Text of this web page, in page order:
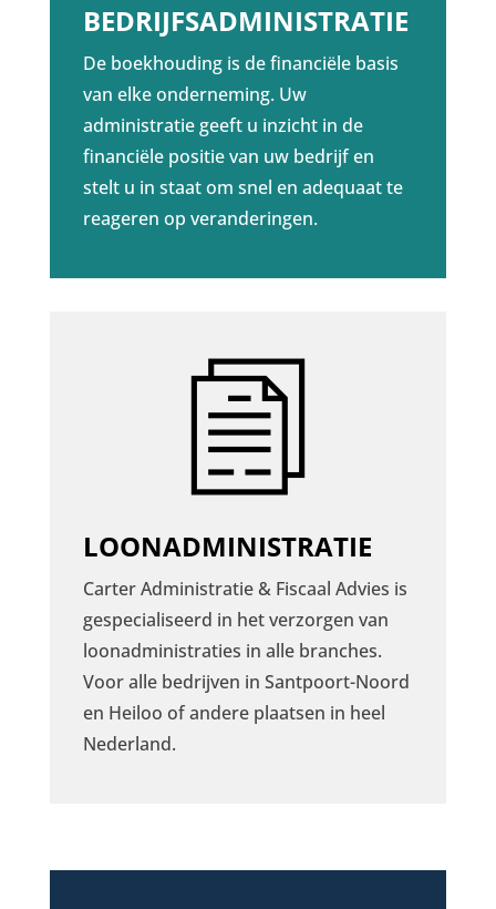
BEDRIJFSADMINISTRATIE
De boekhouding is de financiële basis
van elke onderneming. Uw
administratie geeft u inzicht in de
financiële positie van uw bedrijf en
stelt u in staat om snel en adequaat te
reageren op veranderingen.
LOONADMINISTRATIE
Carter Administratie & Fiscaal Advies is
gespecialiseerd in het verzorgen van
loonadministraties in alle branches.
Voor alle bedrijven in Santpoort-Noord
en Heiloo of andere plaatsen in heel
Nederland.